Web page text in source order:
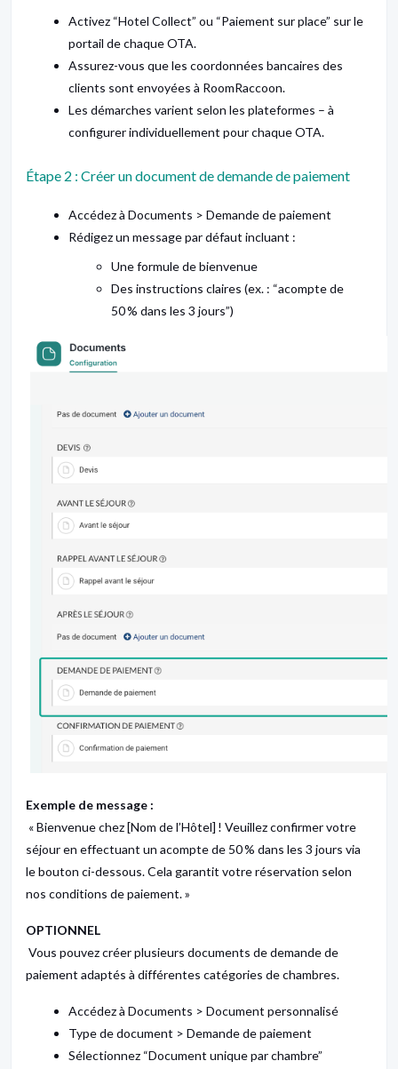
Activez “Hotel Collect” ou “Paiement sur place” sur le
portail de chaque OTA.
Assurez-vous que les coordonnées bancaires des
clients sont envoyées à RoomRaccoon.
Les démarches varient selon les plateformes – à
configurer individuellement pour chaque OTA.
Étape 2 : Créer un document de demande de paiement
Accédez à Documents > Demande de paiement
Rédigez un message par défaut incluant :
Une formule de bienvenue
Des instructions claires (ex. : “acompte de
50 % dans les 3 jours”)
Exemple de message :
« Bienvenue chez [Nom de l’Hôtel] ! Veuillez confirmer votre
séjour en effectuant un acompte de 50 % dans les 3 jours via
le bouton ci-dessous. Cela garantit votre réservation selon
nos conditions de paiement. »
OPTIONNEL
Vous pouvez créer plusieurs documents de demande de
paiement adaptés à différentes catégories de chambres.
Accédez à Documents > Document personnalisé
Type de document > Demande de paiement
Sélectionnez “Document unique par chambre”